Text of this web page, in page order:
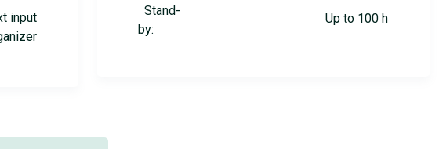
input
Stand-
by:
Up to 100 h